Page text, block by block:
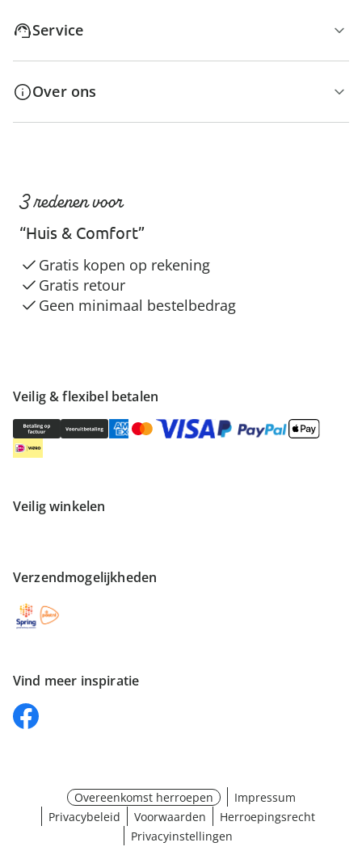
Service
Over ons
Veilig & flexibel betalen
Veilig winkelen
Verzendmogelijkheden
Vind meer inspiratie
3 redenen voor
“Huis & Comfort”
Gratis kopen op rekening
Gratis retour
Geen minimaal bestelbedrag
Overeenkomst herroepen
Impressum
Privacybeleid
Voorwaarden
Herroepingsrecht
Privacyinstellingen